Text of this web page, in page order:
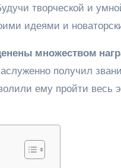
творческой и
идеями и
множеством
получил
ему пройти весь